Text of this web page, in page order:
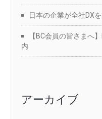
日本の企業が全社DX
【BC会員の皆さまへ
内
アーカイブ